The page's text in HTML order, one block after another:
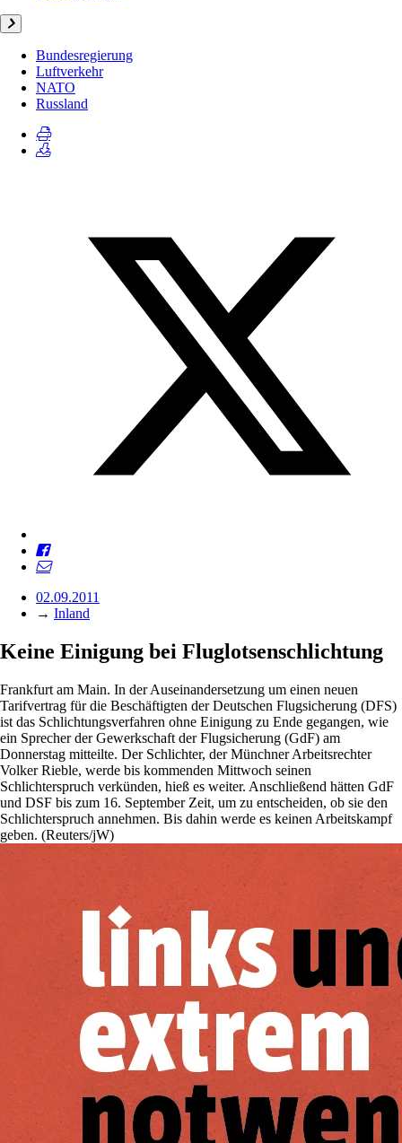
Bundesregierung
Luftverkehr
NATO
Russland
02.09.2011
→ Inland
Keine Einigung bei Fluglotsenschlichtung
Frankfurt am Main. In der Auseinandersetzung um einen neuen
Tarifvertrag für die Beschäftigten der Deutschen Flugsicherung (DFS)
ist das Schlichtungsverfahren ohne Einigung zu Ende gegangen, wie
ein Sprecher der Gewerkschaft der Flugsicherung (GdF) am
Donnerstag mitteilte. Der Schlichter, der Münchner Arbeitsrechter
Volker Rieble, werde bis kommenden Mittwoch seinen
Schlichterspruch verkünden, hieß es weiter. Anschließend hätten GdF
und DSF bis zum 16. September Zeit, um zu entscheiden, ob sie den
Schlichterspruch annehmen. Bis dahin werde es keinen Arbeitskampf
geben. (Reuters/jW)